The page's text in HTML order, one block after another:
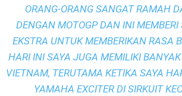
ORANG-ORANG SANGAT RAMAH
DENGAN MOTOGP DAN INI MEMBERI
EKSTRA UNTUK MEMBERIKAN RASA
HARI INI SAYA JUGA MEMILIKI
VIETNAM, TERUTAMA KETIKA SAYA
YAMAHA EXCITER DI SIRKUIT